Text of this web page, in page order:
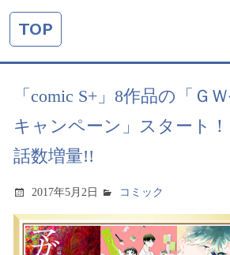
TOP
「comic S+」8作品の「Ｇ
キャンペーン」スタート
話数増量!!
2017年5月2日 コミック